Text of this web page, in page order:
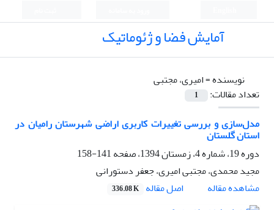
آمایش فضا و ژئوماتیک
نویسنده =امیری، مجتبی
تعداد مقالات:
1
مدل‌سازی و بررسی تغییرات کاربری اراضی شهرستان رامیان در
استان گلستان
دوره 19، شماره 4، زمستان 1394، صفحه
141-158
مجید محمدی، مجتبی امیری، جعفر دستورانی
مشاهده مقاله
اصل مقاله 336.08 K